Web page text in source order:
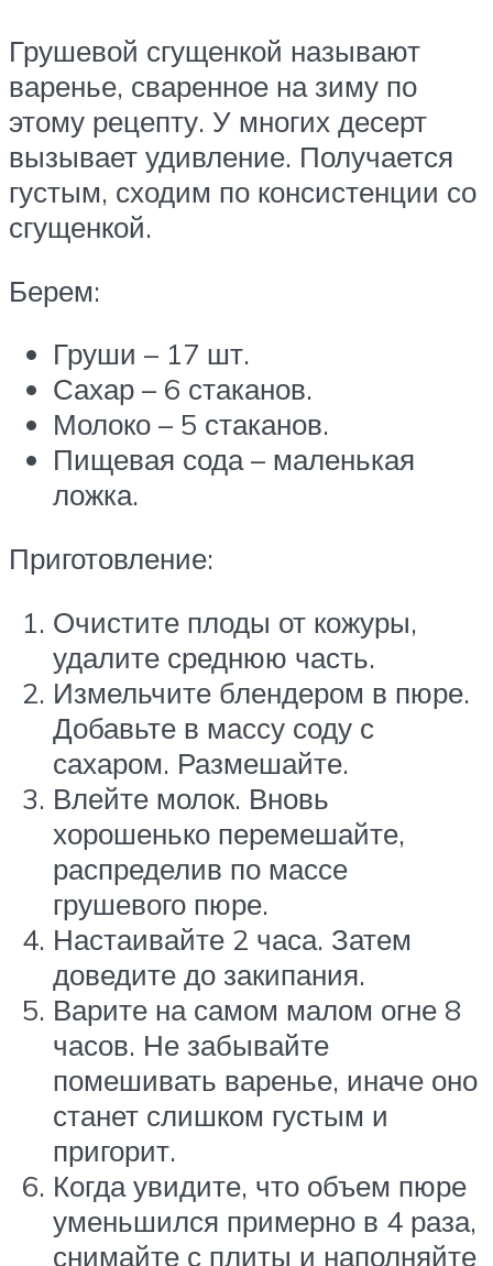
Грушевой сгущенкой называют
варенье, сваренное на зиму по
этому рецепту. У многих десерт
вызывает удивление. Получается
густым, сходим по консистенции со
сгущенкой.
Берем:
Груши – 17 шт.
Сахар – 6 стаканов.
Молоко – 5 стаканов.
Пищевая сода – маленькая
ложка.
Приготовление:
Очистите плоды от кожуры,
удалите среднюю часть.
Измельчите блендером в пюре.
Добавьте в массу соду с
сахаром. Размешайте.
Влейте молок. Вновь
хорошенько перемешайте,
распределив по массе
грушевого пюре.
Настаивайте 2 часа. Затем
доведите до закипания.
Варите на самом малом огне 8
часов. Не забывайте
помешивать варенье, иначе оно
станет слишком густым и
пригорит.
Когда увидите, что объем пюре
уменьшился примерно в 4 раза,
снимайте с плиты и наполняйте